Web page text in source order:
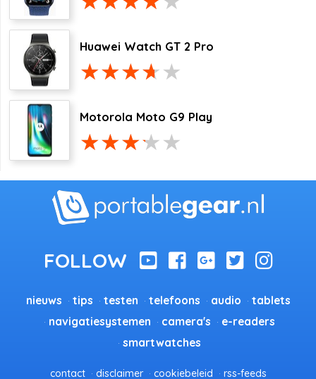
Huawei Watch GT 2 Pro
Motorola Moto G9 Play
nieuws tips testen telefoons audio
tablets
navigatiesystemen
camera's
e-readers
smartwatches
contact disclaimer cookiebeleid rss-feeds